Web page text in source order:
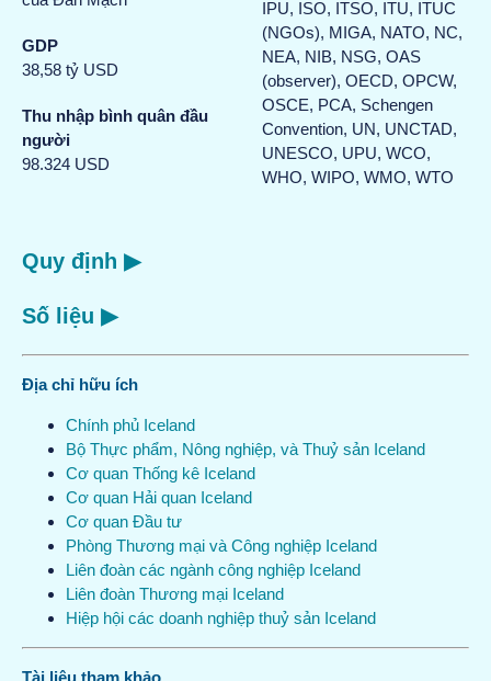
GDP
38,58 tỷ USD
Thu nhập bình quân đầu
người
98.324 USD
IPU, ISO, ITSO, ITU, ITUC
(NGOs), MIGA, NATO, NC,
NEA, NIB, NSG, OAS
(observer), OECD, OPCW,
OSCE, PCA, Schengen
Convention, UN, UNCTAD,
UNESCO, UPU, WCO,
WHO, WIPO, WMO, WTO
Quy định ▶
Số liệu ▶
Địa chỉ hữu ích
Chính phủ Iceland
Bộ Thực phẩm, Nông nghiệp, và Thuỷ sản Iceland
Cơ quan Thống kê Iceland
Cơ quan Hải quan Iceland
Cơ quan Đầu tư
Phòng Thương mại và Công nghiệp Iceland
Liên đoàn các ngành công nghiệp Iceland
Liên đoàn Thương mại Iceland
Hiệp hội các doanh nghiệp thuỷ sản Iceland